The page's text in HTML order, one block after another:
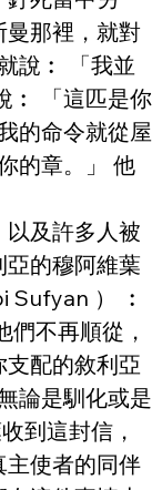
那裡，就對
說︰ 「我並
︰ 「這匹是你
的命令就從屋
的章。」 他
及許多人被
亞的穆阿維葉
Sufyan ） ︰
不再順從，
配的敘利亞
論是馴化或是
到這封信，
使者的同伴